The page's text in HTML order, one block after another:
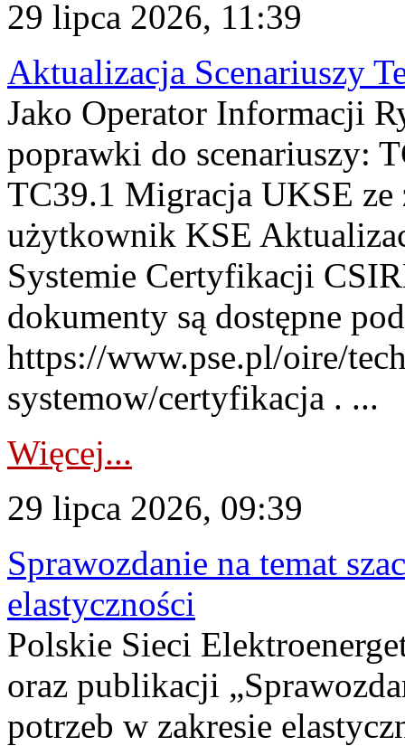
29 lipca 2026, 11:39
Aktualizacja Scenariuszy
Jako Operator Informacji
poprawki do scenariuszy:
TC39.1 Migracja UKSE
użytkownik KSE
Systemie Certyfikacji
dokumenty są dostępne
https://www.pse.pl/oire/
systemow/certyfikacja . ...
Więcej...
29 lipca 2026, 09:39
Sprawozdanie na temat
elastyczności
Polskie Sieci
oraz publikacji
potrzeb w zakresie